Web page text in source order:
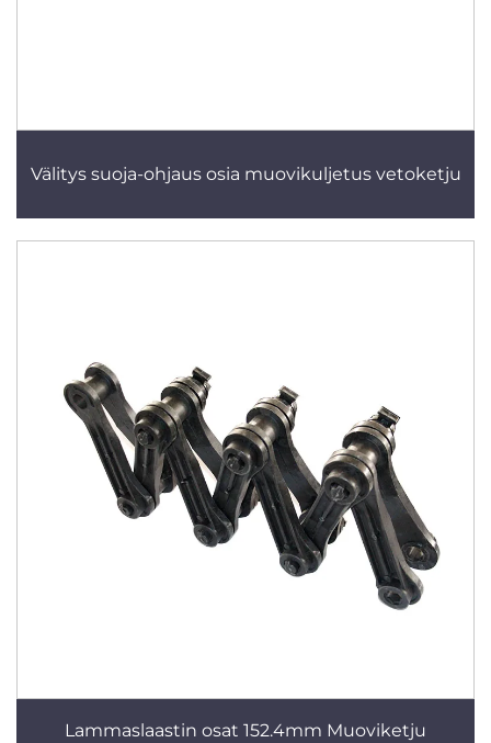
Välitys suoja-ohjaus osia muovikuljetus vetoketju
Lammaslaastin osat 152.4mm Muoviketju